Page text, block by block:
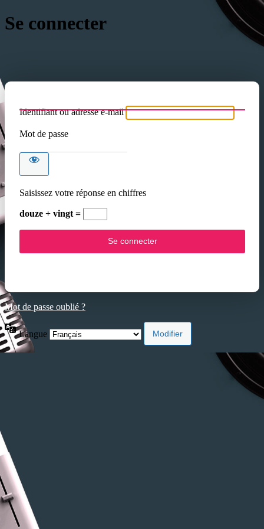
Se connecter
Identifiant ou adresse e-mail
Mot de passe
Saisissez votre réponse en chiffres
douze + vingt =
Mot de passe oublié ?
Langue